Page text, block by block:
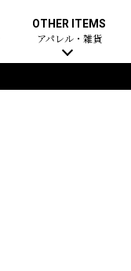
OTHER ITEMS
アパレル・雑貨